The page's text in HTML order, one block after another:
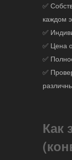
✅
каждом
✅
✅ Цена
✅
✅
Как